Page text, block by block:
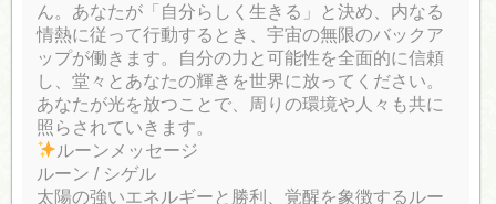
ん。あなたが「自分らしく生きる」と決め、内なる
情熱に従って行動するとき、宇宙の無限のバックア
ップが働きます。自分の力と可能性を全面的に信頼
し、堂々とあなたの輝きを世界に放ってください。
あなたが光を放つことで、周りの環境や人々も共に
照らされていきます。
ルーンメッセージ
ルーン / シゲル
太陽の強いエネルギーと勝利、覚醒を象徴するルー